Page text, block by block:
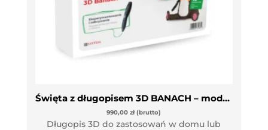
Święta z długopisem 3D BANACH – moduł dla przedszkoli
990,00zł (brutto)
Długopis 3D do zastosowań w domu lub